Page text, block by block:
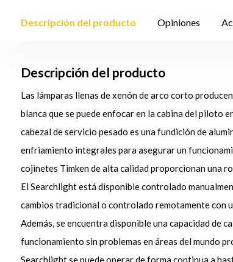
Descripción del producto Opiniones
Descripción del producto
Las lámparas llenas de xenón de arco corto
blanca que se puede enfocar en la cabina del piloto
cabezal de servicio pesado es una fundición de
enfriamiento integrales para asegurar un
cojinetes Timken de alta calidad proporcionan una
El Searchlight está disponible controlado
cambios tradicional o controlado remotamente con
Además, se encuentra disponible una capacidad de
funcionamiento sin problemas en áreas del mundo
Searchlight se puede operar de forma continua a